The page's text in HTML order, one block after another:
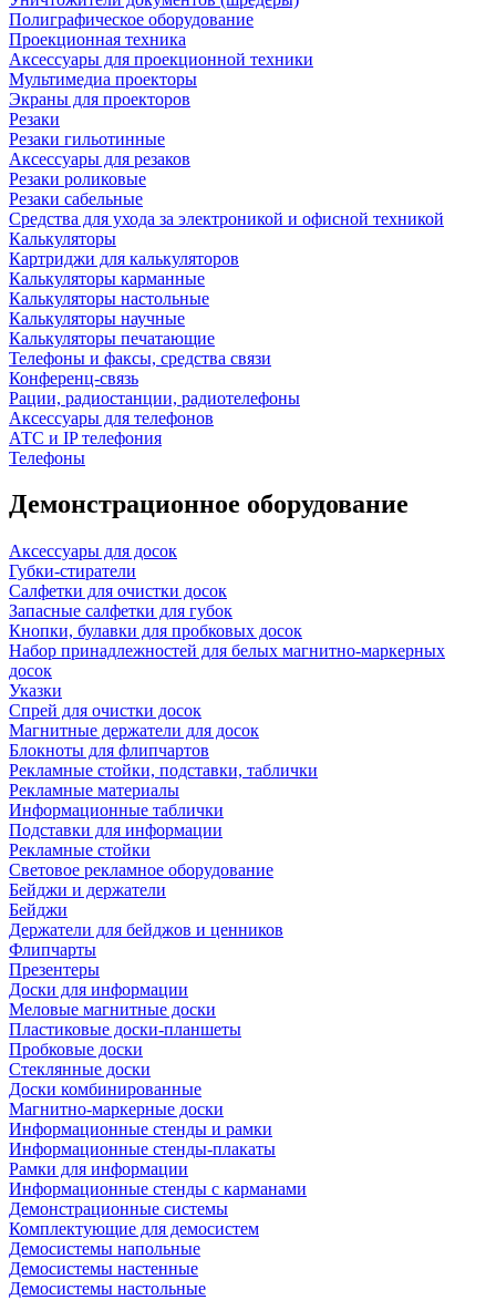
Полиграфическое оборудование
Проекционная техника
Аксессуары для проекционной техники
Мультимедиа проекторы
Экраны для проекторов
Резаки
Резаки гильотинные
Аксессуары для резаков
Резаки роликовые
Резаки сабельные
Средства для ухода за электроникой и офисной техникой
Калькуляторы
Картриджи для калькуляторов
Калькуляторы карманные
Калькуляторы настольные
Калькуляторы научные
Калькуляторы печатающие
Телефоны и факсы, средства связи
Конференц-связь
Рации, радиостанции, радиотелефоны
Аксессуары для телефонов
АТС и IP телефония
Телефоны
Демонстрационное оборудование
Аксессуары для досок
Губки-стиратели
Салфетки для очистки досок
Запасные салфетки для губок
Кнопки, булавки для пробковых досок
Набор принадлежностей для белых магнитно-маркерных
досок
Указки
Спрей для очистки досок
Магнитные держатели для досок
Блокноты для флипчартов
Рекламные стойки, подставки, таблички
Рекламные материалы
Информационные таблички
Подставки для информации
Рекламные стойки
Световое рекламное оборудование
Бейджи и держатели
Бейджи
Держатели для бейджов и ценников
Флипчарты
Презентеры
Доски для информации
Меловые магнитные доски
Пластиковые доски-планшеты
Пробковые доски
Стеклянные доски
Доски комбинированные
Магнитно-маркерные доски
Информационные стенды и рамки
Информационные стенды-плакаты
Рамки для информации
Информационные стенды с карманами
Демонстрационные системы
Комплектующие для демосистем
Демосистемы напольные
Демосистемы настенные
Демосистемы настольные